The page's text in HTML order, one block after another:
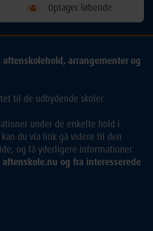
Optager løbende
arrangementer og
til de udbydende skoler.
under de enkelte hold i
du via link gå videre til den
og få yderligere informationer.
og fra interesserede